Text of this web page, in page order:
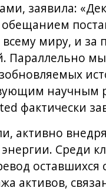
заявила:
миру, и
Параллельно
фактически
активно
Среди
активов,